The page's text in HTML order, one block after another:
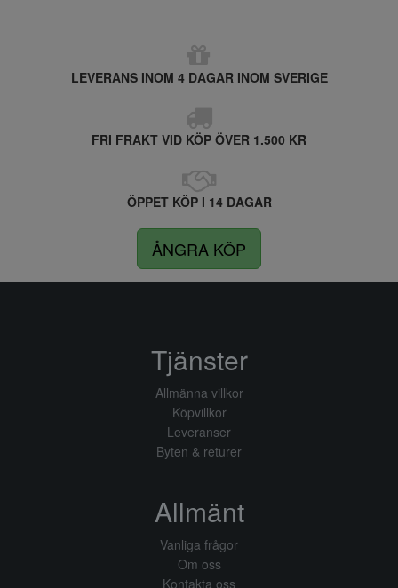
LEVERANS INOM 4 DAGAR INOM SVERIGE
FRI FRAKT VID KÖP ÖVER 1.500 KR
ÖPPET KÖP I 14 DAGAR
ÅNGRA KÖP
Tjänster
Allmänna villkor
Köpvillkor
Leveranser
Byten & returer
Allmänt
Vanliga frågor
Om oss
Kontakta oss